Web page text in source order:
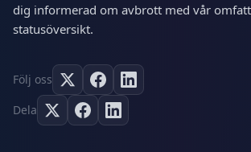
dig informerad om avbrott med vår
statusöversikt.
Följ oss
Dela